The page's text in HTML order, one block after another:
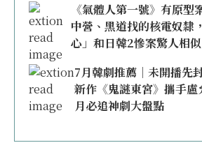
《氣體人第一號》有原型
中營、黑道找的核電奴隸
心」和日韓2慘案驚人相
7月韓劇推薦｜未開播先
新作《鬼謎東宮》攜手
月必追神劇大盤點